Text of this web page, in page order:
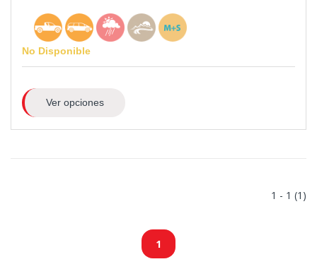
No Disponible
Ver opciones
1 - 1 (1)
1